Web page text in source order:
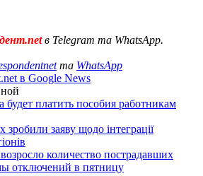
в Telegram та WhatsApp.
та WhatsApp
в Google News
платить пособия работникам
заяву щодо інтеграції
количество пострадавших
отключений в пятницу